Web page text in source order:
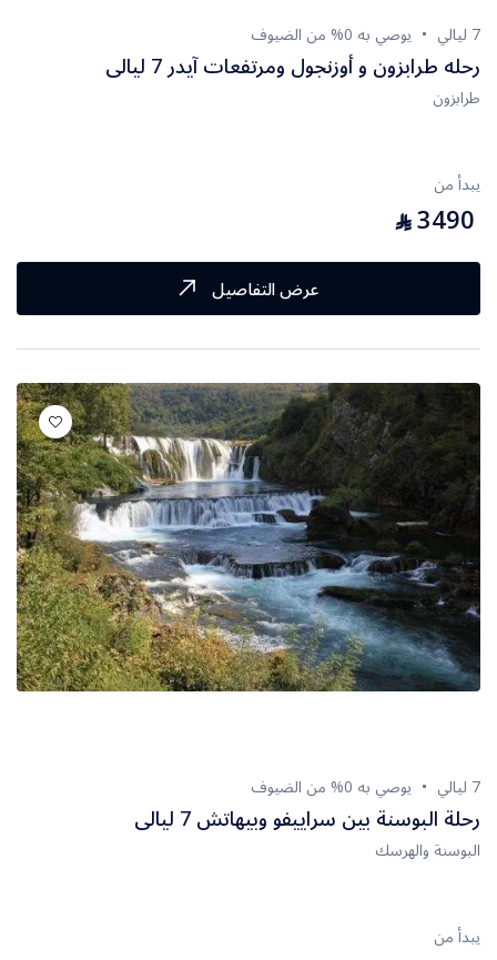
7 ليالي يوصي به 0% من الضيوف
رحله طرابزون و أوزنجول ومرتفعات آيدر 7 ليالى
طرابزون
يبدأ من
3490
⃁
عرض التفاصيل
7 ليالي يوصي به 0% من الضيوف
رحلة البوسنة بين سراييفو وبيهاتش 7 ليالى
البوسنة والهرسك
يبدأ من